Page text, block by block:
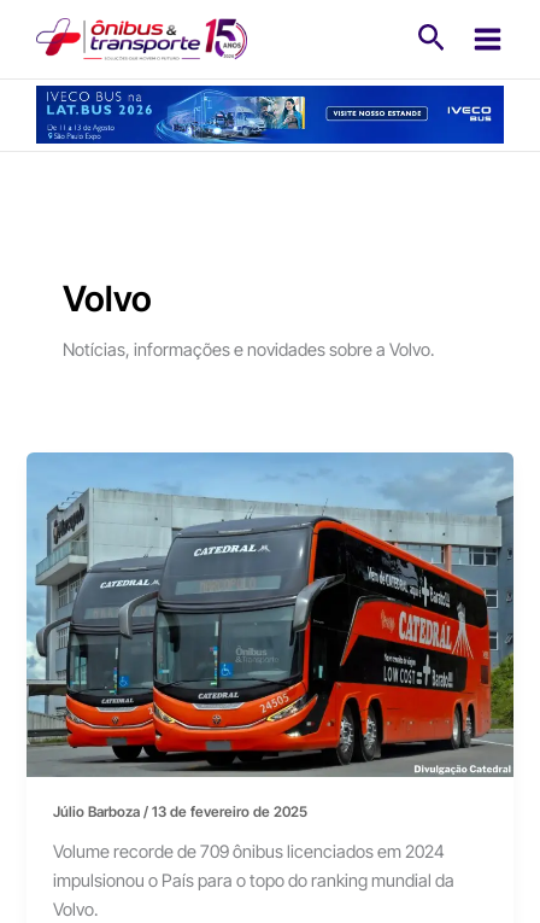
conteúdo
Volvo
Notícias, informações e novidades sobre a Volvo.
Júlio Barboza/13 de fevereiro de 2025
Volume recorde de 709 ônibus licenciados em 2024
impulsionou o País para o topo do ranking mundial da
Volvo.